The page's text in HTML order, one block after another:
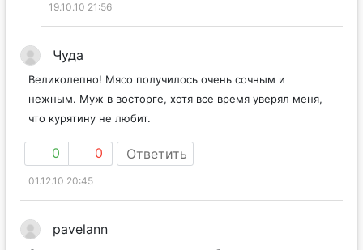
19.10.10 21:56
Чуда
Великолепно! Мясо получилось очень сочным и
нежным. Муж в восторге, хотя все время уверял меня,
что курятину не любит.
0 0 Ответить
01.12.10 20:45
pavelann